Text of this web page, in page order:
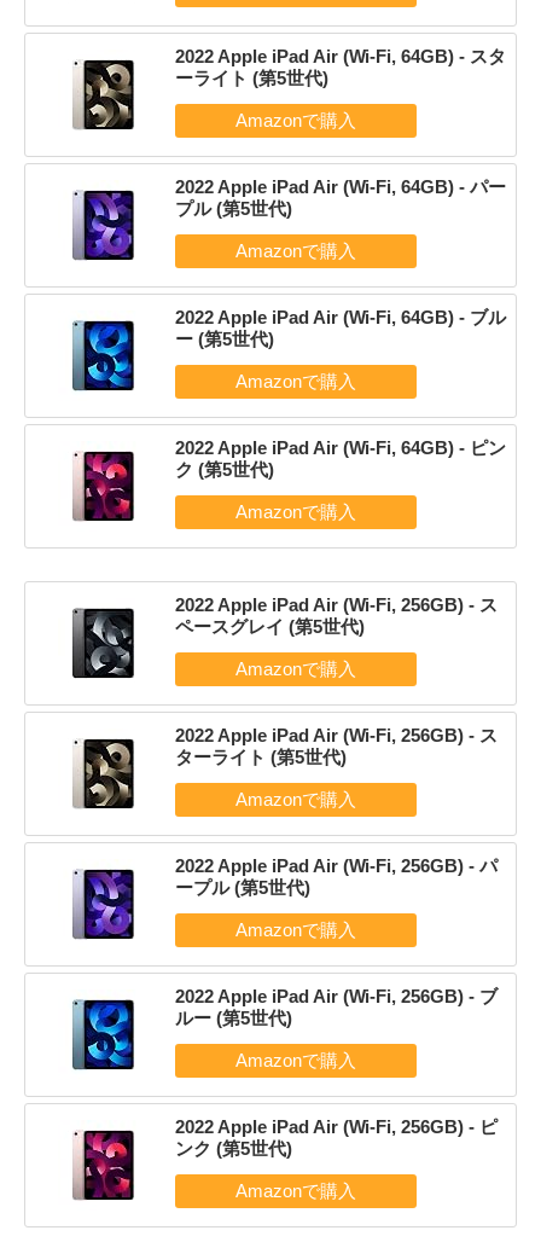
2022 Apple iPad Air (Wi-Fi, 64GB) - スタ
ーライト (第5世代)
2022 Apple iPad Air (Wi-Fi, 64GB) - パー
プル (第5世代)
2022 Apple iPad Air (Wi-Fi, 64GB) - ブル
ー (第5世代)
2022 Apple iPad Air (Wi-Fi, 64GB) - ピン
ク (第5世代)
2022 Apple iPad Air (Wi-Fi, 256GB) - ス
ペースグレイ (第5世代)
2022 Apple iPad Air (Wi-Fi, 256GB) - ス
ターライト (第5世代)
2022 Apple iPad Air (Wi-Fi, 256GB) - パ
ープル (第5世代)
2022 Apple iPad Air (Wi-Fi, 256GB) - ブ
ルー (第5世代)
2022 Apple iPad Air (Wi-Fi, 256GB) - ピ
ンク (第5世代)